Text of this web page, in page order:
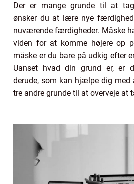
Der er mange grunde til at
ønsker du at lære nye
nuværende færdigheder. Måske
viden for at komme højere op
måske er du bare på udkig efter
Uanset hvad din grund er, er
derude, som kan hjælpe dig med
tre andre grunde til at overveje at